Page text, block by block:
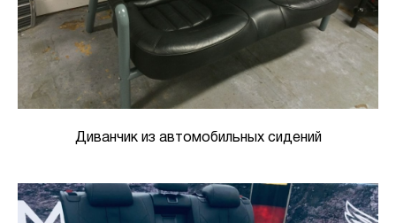
Диванчик из автомобильных сидений